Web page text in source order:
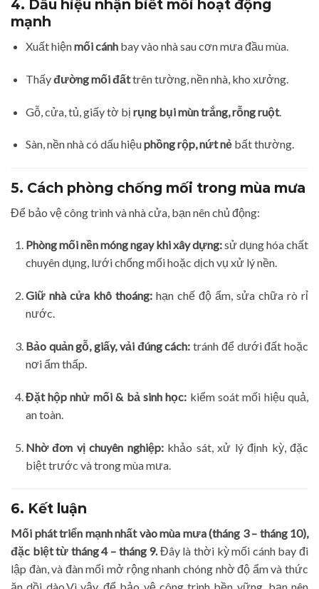
4. Dấu hiệu nhận biết mối hoạt động
mạnh
Xuất hiệnmối cánhbay vào nhà sau cơn mưa đầu mùa.
Thấyđường mối đấttrên tường, nền nhà, kho xưởng.
Gỗ, cửa, tủ, giấy tờ bị rụng bụi mùn trắng, rỗng ruột.
Sàn, nền nhà có dấu hiệuphồng rộp, nứt nẻbất thường.
5. Cách phòng chống mối trong mùa mưa
Để bảo vệ công trình và nhà cửa, bạn nên chủ động:
Phòng mối nền móng ngay khi xây dựng:sử dụng hóa chất
chuyên dụng, lưới chống mối hoặc dịch vụ xử lý nền.
Giữ nhà cửa khô thoáng:hạn chế độ ẩm, sửa chữa rò rỉ
nước.
Bảo quản gỗ, giấy, vải đúng cách: tránh để dưới đất hoặc
nơi ẩm thấp.
Đặt hộp nhử mối & bả sinh học: kiểm soát mối hiệu quả,
an toàn.
Nhờ đơn vị chuyên nghiệp:khảo sát, xử lý định kỳ, đặc
biệt trước và trong mùa mưa.
6. Kết luận
Mối phát triển mạnh nhất vào mùa mưa (tháng 3 – tháng 10),
đặc biệt từ tháng 4 – tháng 9.Đây là thời kỳ mối cánh bay đi
lập đàn, và đàn mối mở rộng nhanh chóng nhờ độ ẩm và thức